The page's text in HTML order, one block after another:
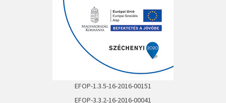
EFOP-1.3.5-16-2016-00151
EFOP-3.3.2-16-2016-00041